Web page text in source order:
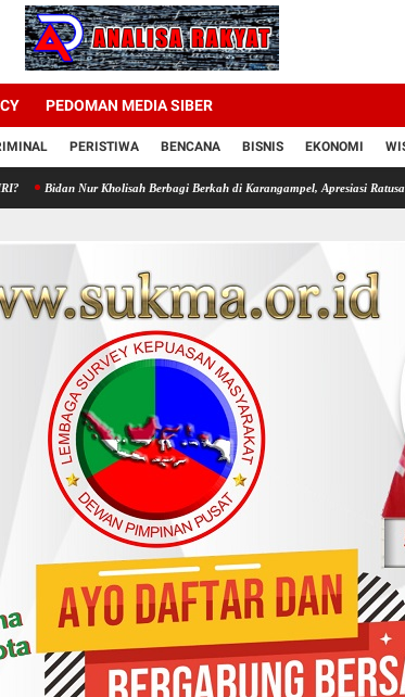
PEDOMAN MEDIA SIBER
PERISTIWA BENCANA BISNIS EKONOMI
Nur Kholisah Berbagi Berkah di Karangampel, Apresiasi Ratusan